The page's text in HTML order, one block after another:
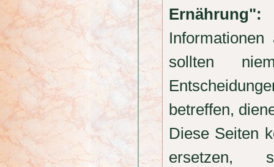
Ernährung":
sollten
betreffen,
Diese Seiten
ersetzen,